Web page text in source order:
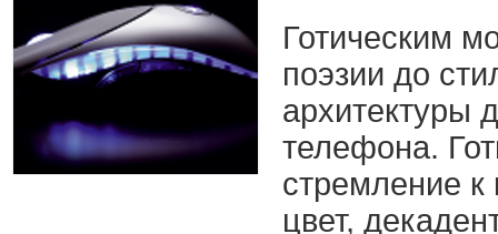
Готическим
поэзии до
архитектуры
телефона.
стремление к
цвет,